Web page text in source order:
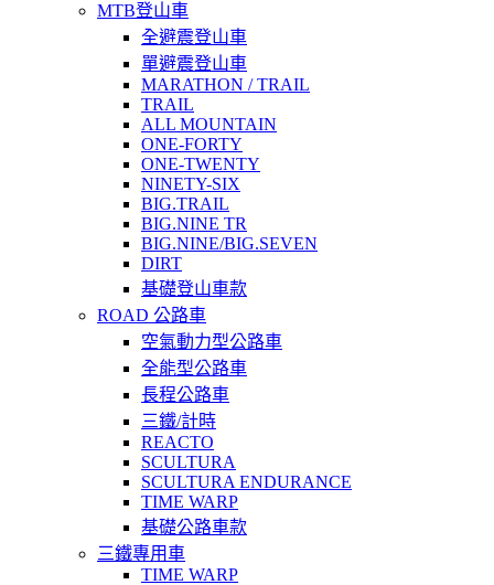
MTB登山車
全避震登山車
單避震登山車
MARATHON / TRAIL
TRAIL
ALL MOUNTAIN
ONE-FORTY
ONE-TWENTY
NINETY-SIX
BIG.TRAIL
BIG.NINE TR
BIG.NINE/BIG.SEVEN
DIRT
基礎登山車款
ROAD 公路車
空氣動力型公路車
全能型公路車
長程公路車
三鐵/計時
REACTO
SCULTURA
SCULTURA ENDURANCE
TIME WARP
基礎公路車款
三鐵專用車
TIME WARP